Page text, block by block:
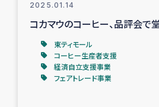
2025.01.14
コカマウのコーヒー、品評会で
東ティモール
コーヒー生産者支援
経済自立支援事業
フェアトレード事業